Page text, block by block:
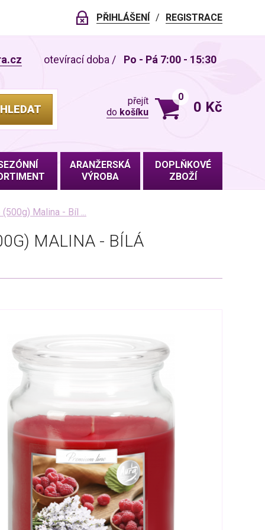
PŘIHLÁŠENÍ REGISTRACE
otevírací doba / Po - Pá 7:00 - 15:30
HLEDAT
přejít
do košíku
0
0 Kč
ARANŽERSKÁ
VÝROBA
DOPLŇKOVÉ
ZBOŽÍ
Malina - Bíl ...
MALINA - BÍLÁ